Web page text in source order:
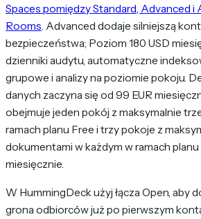
Spaces pomiędzy Standard, Advanced i
Rooms. Advanced dodaje silniejszą
bezpieczeństwa; Poziom 180 USD
dzienniki audytu, automatyczne
grupowe i analizy na poziomie pokoju.
danych zaczyna się od 99 EUR
obejmuje jeden pokój z maksymalnie
ramach planu Free i trzy pokoje z
dokumentami w każdym w ramach planu
miesięcznie.
W HummingDeck użyj łącza Open, aby
grona odbiorców już po pierwszym